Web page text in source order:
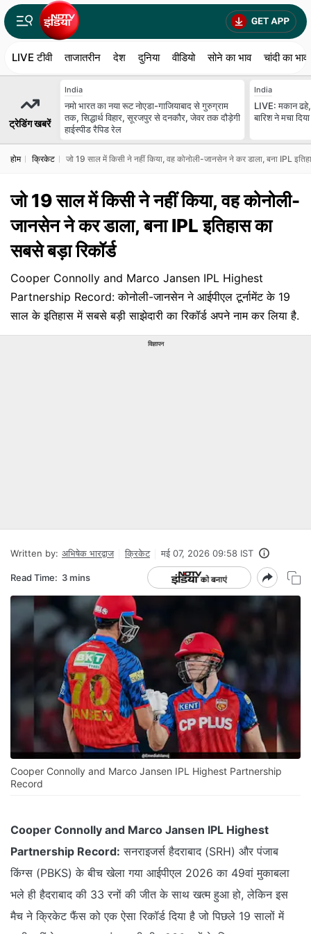
LIVE टीवी ताजातरीन देश दुनिया वीडियो सोने का भाव चांदी का भाव
ट्रेडिंग खबरें
India
नमो भारत का नया रूट नोएडा-गाजियाबाद से गुरुग्राम
तक, सिद्धार्थ विहार, सूरजपुर से दनकौर, जेवर तक दौड़ेगी
हाईस्पीड रैपिड रेल
India
LIVE: मकान
बारिश ने मचा
होम क्रिकेट जो 19 साल में किसी ने नहीं किया, वह कोनोली-जानसेन ने कर डाला, बना IPL
जो 19 साल में किसी ने नहीं किया, वह कोनोली-
जानसेन ने कर डाला, बना IPL इतिहास का
सबसे बड़ा रिकॉर्ड
Cooper Connolly and Marco Jansen IPL Highest
Partnership Record: कोनोली-जानसेन ने आईपीएल टूर्नामेंट के 19
साल के इतिहास में सबसे बड़ी साझेदारी का रिकॉर्ड अपने नाम कर लिया है.
विज्ञापन
Written by: अभिषेक भारद्वाज क्रिकेट मई 07, 2026 09:58 IST
Read Time: 3 mins
Cooper Connolly and Marco Jansen IPL Highest Partnership
Record
Cooper Connolly and Marco Jansen IPL Highest
Partnership Record: सनराइजर्स हैदराबाद (SRH) और पंजाब
किंग्स (PBKS) के बीच खेला गया आईपीएल 2026 का 49वां मुकाबला
भले ही हैदराबाद की 33 रनों की जीत के साथ खत्म हुआ हो, लेकिन इस
मैच ने क्रिकेट फैंस को एक ऐसा रिकॉर्ड दिया है जो पिछले 19 सालों में